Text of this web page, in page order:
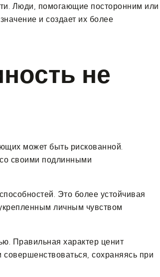
Люди, помогающие посторонним или
и создает их более
не
может быть рискованной.
своими подлинными
Это более устойчивая
личным чувством
Правильная характер ценит
сохраняясь при